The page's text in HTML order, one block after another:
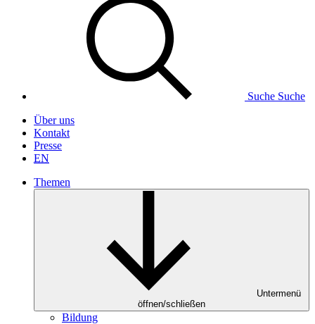
Suche Suche
Über uns
Kontakt
Presse
EN
Themen
Untermenü
öffnen/schließen
Bildung